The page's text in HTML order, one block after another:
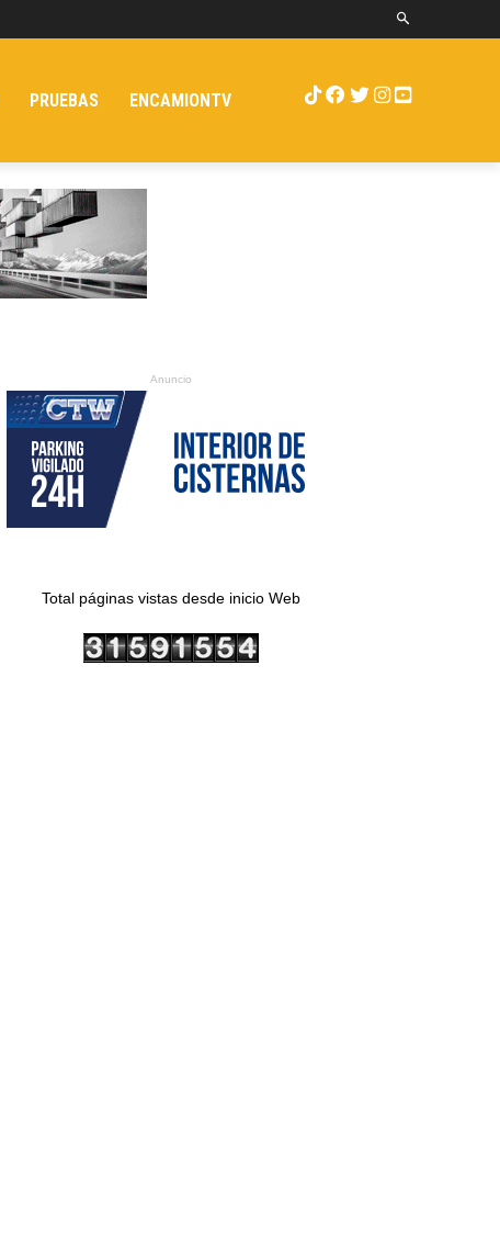
PRUEBAS ENCAMIONTV
Anuncio
Total páginas vistas desde inicio Web